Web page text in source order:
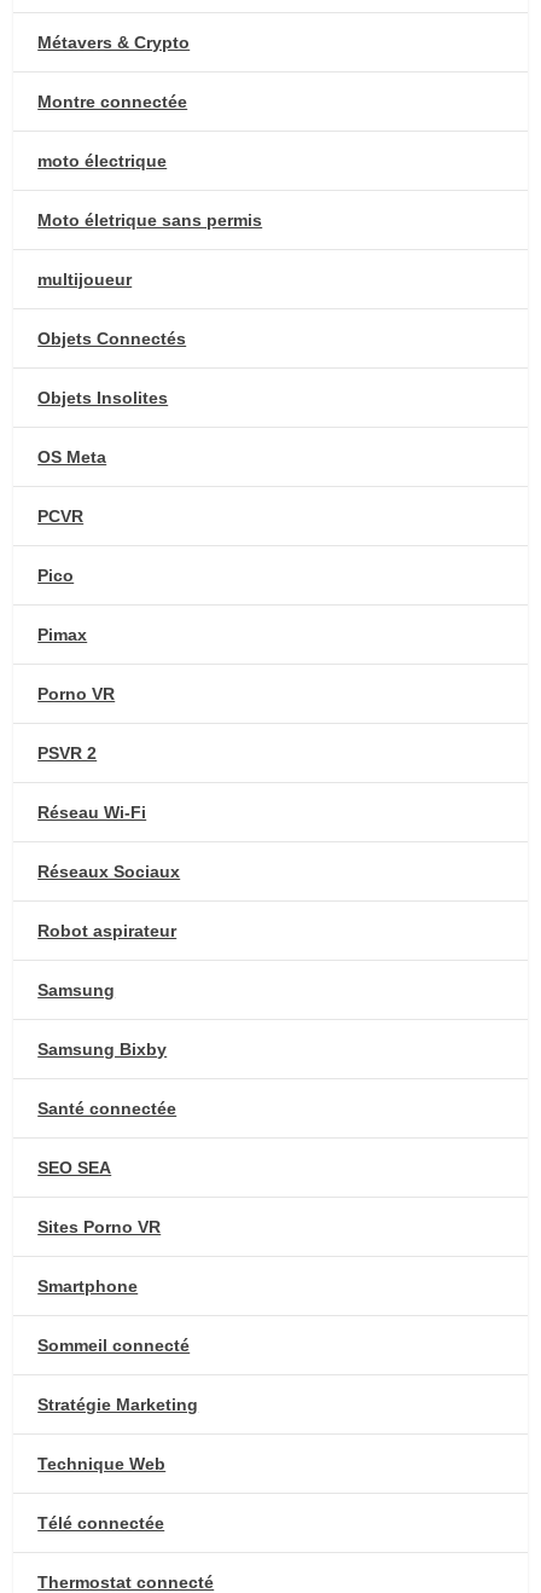
Métavers & Crypto
Montre connectée
moto électrique
Moto életrique sans permis
multijoueur
Objets Connectés
Objets Insolites
OS Meta
PCVR
Pico
Pimax
Porno VR
PSVR 2
Réseau Wi-Fi
Réseaux Sociaux
Robot aspirateur
Samsung
Samsung Bixby
Santé connectée
SEO SEA
Sites Porno VR
Smartphone
Sommeil connecté
Stratégie Marketing
Technique Web
Télé connectée
Thermostat connecté